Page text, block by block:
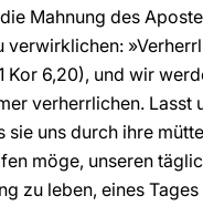
Mahnung des
verwirklichen:
Kor 6,20), und wir
verherrlichen. Lasst
sie uns durch ihre
möge, unseren
zu leben, eines